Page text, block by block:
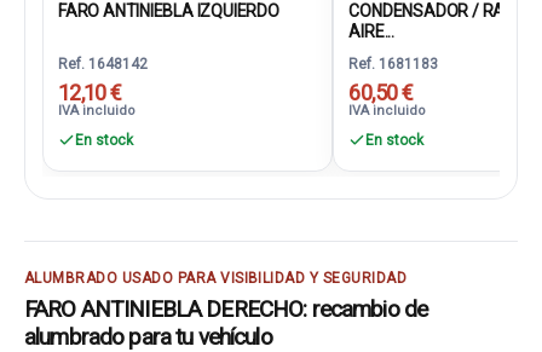
FARO ANTINIEBLA IZQUIERDO
Ref. 1648142
12,10 €
IVA incluido
En stock
CONDENSADOR /
AIRE...
Ref. 1681183
60,50 €
IVA incluido
En stock
ALUMBRADO USADO PARA VISIBILIDAD Y SEGURIDAD
FARO ANTINIEBLA DERECHO: recambio de
alumbrado para tu vehículo